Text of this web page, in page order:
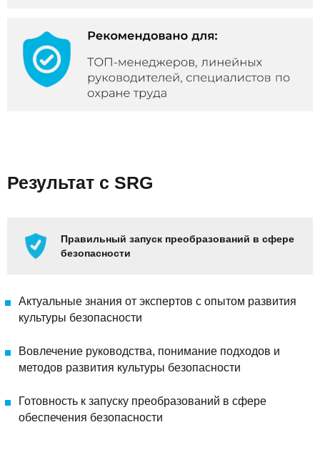
Результат с SRG
Правильный запуск преобразований в сфере
безопасности
Актуальные знания от экспертов с опытом развития
культуры безопасности
Вовлечение руководства, понимание подходов и
методов развития культуры безопасности
Готовность к запуску преобразований в сфере
обеспечения безопасности